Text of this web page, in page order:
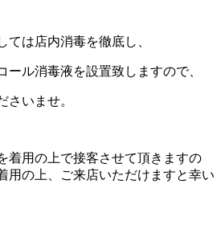
ては店内消毒を徹底し、
ール消毒液を設置致しますので、
さいませ。
着用の上で接客させて頂きますの
用の上、ご来店いただけますと幸い